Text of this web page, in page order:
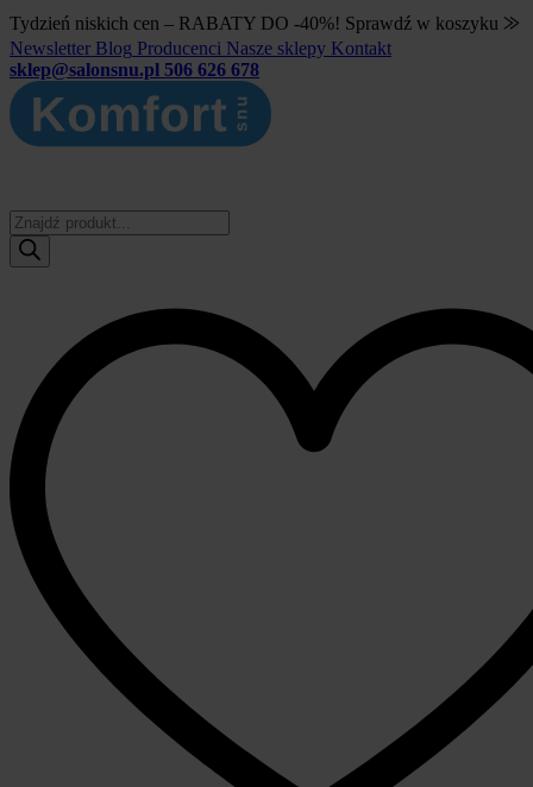
Tydzień niskich cen – RABATY DO -40%! Sprawdź w koszyku ⨠
Newsletter Blog Producenci Nasze sklepy Kontakt
sklep@salonsnu.pl 506 626 678
Wyszukiwarka
produktów